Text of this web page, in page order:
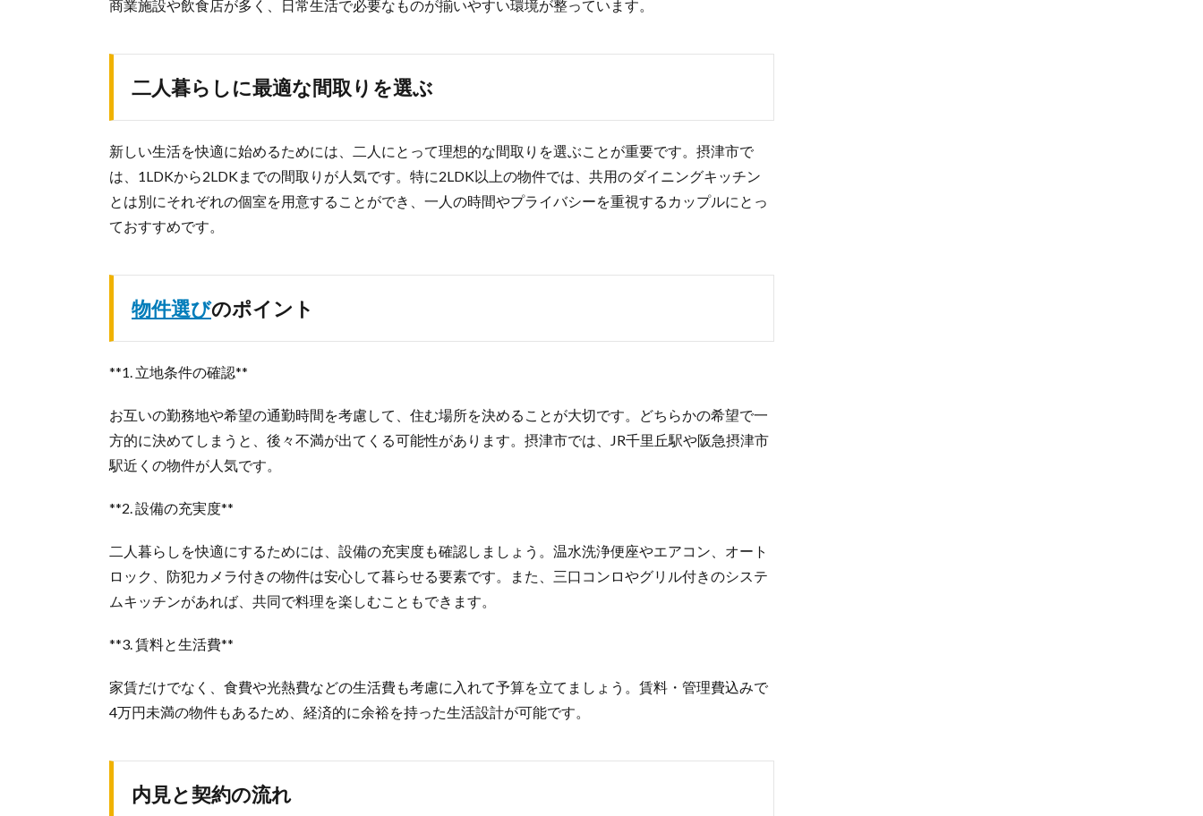
商業施設や飲食店が多く、日常生活で必要なものが揃いやすい環境が整っています。
二人暮らしに最適な間取りを選ぶ
新しい生活を快適に始めるためには、二人にとって理想的な間取りを選ぶことが重要です。摂津市で
は、1LDKから2LDKまでの間取りが人気です。特に2LDK以上の物件では、共用のダイニングキッチン
とは別にそれぞれの個室を用意することができ、一人の時間やプライバシーを重視するカップルにとっ
ておすすめです。
物件選びのポイント
**1. 立地条件の確認**
お互いの勤務地や希望の通勤時間を考慮して、住む場所を決めることが大切です。どちらかの希望で一
方的に決めてしまうと、後々不満が出てくる可能性があります。摂津市では、JR千里丘駅や阪急摂津市
駅近くの物件が人気です。
**2. 設備の充実度**
二人暮らしを快適にするためには、設備の充実度も確認しましょう。温水洗浄便座やエアコン、オート
ロック、防犯カメラ付きの物件は安心して暮らせる要素です。また、三口コンロやグリル付きのシステ
ムキッチンがあれば、共同で料理を楽しむこともできます。
**3. 賃料と生活費**
家賃だけでなく、食費や光熱費などの生活費も考慮に入れて予算を立てましょう。賃料・管理費込みで
4万円未満の物件もあるため、経済的に余裕を持った生活設計が可能です。
内見と契約の流れ